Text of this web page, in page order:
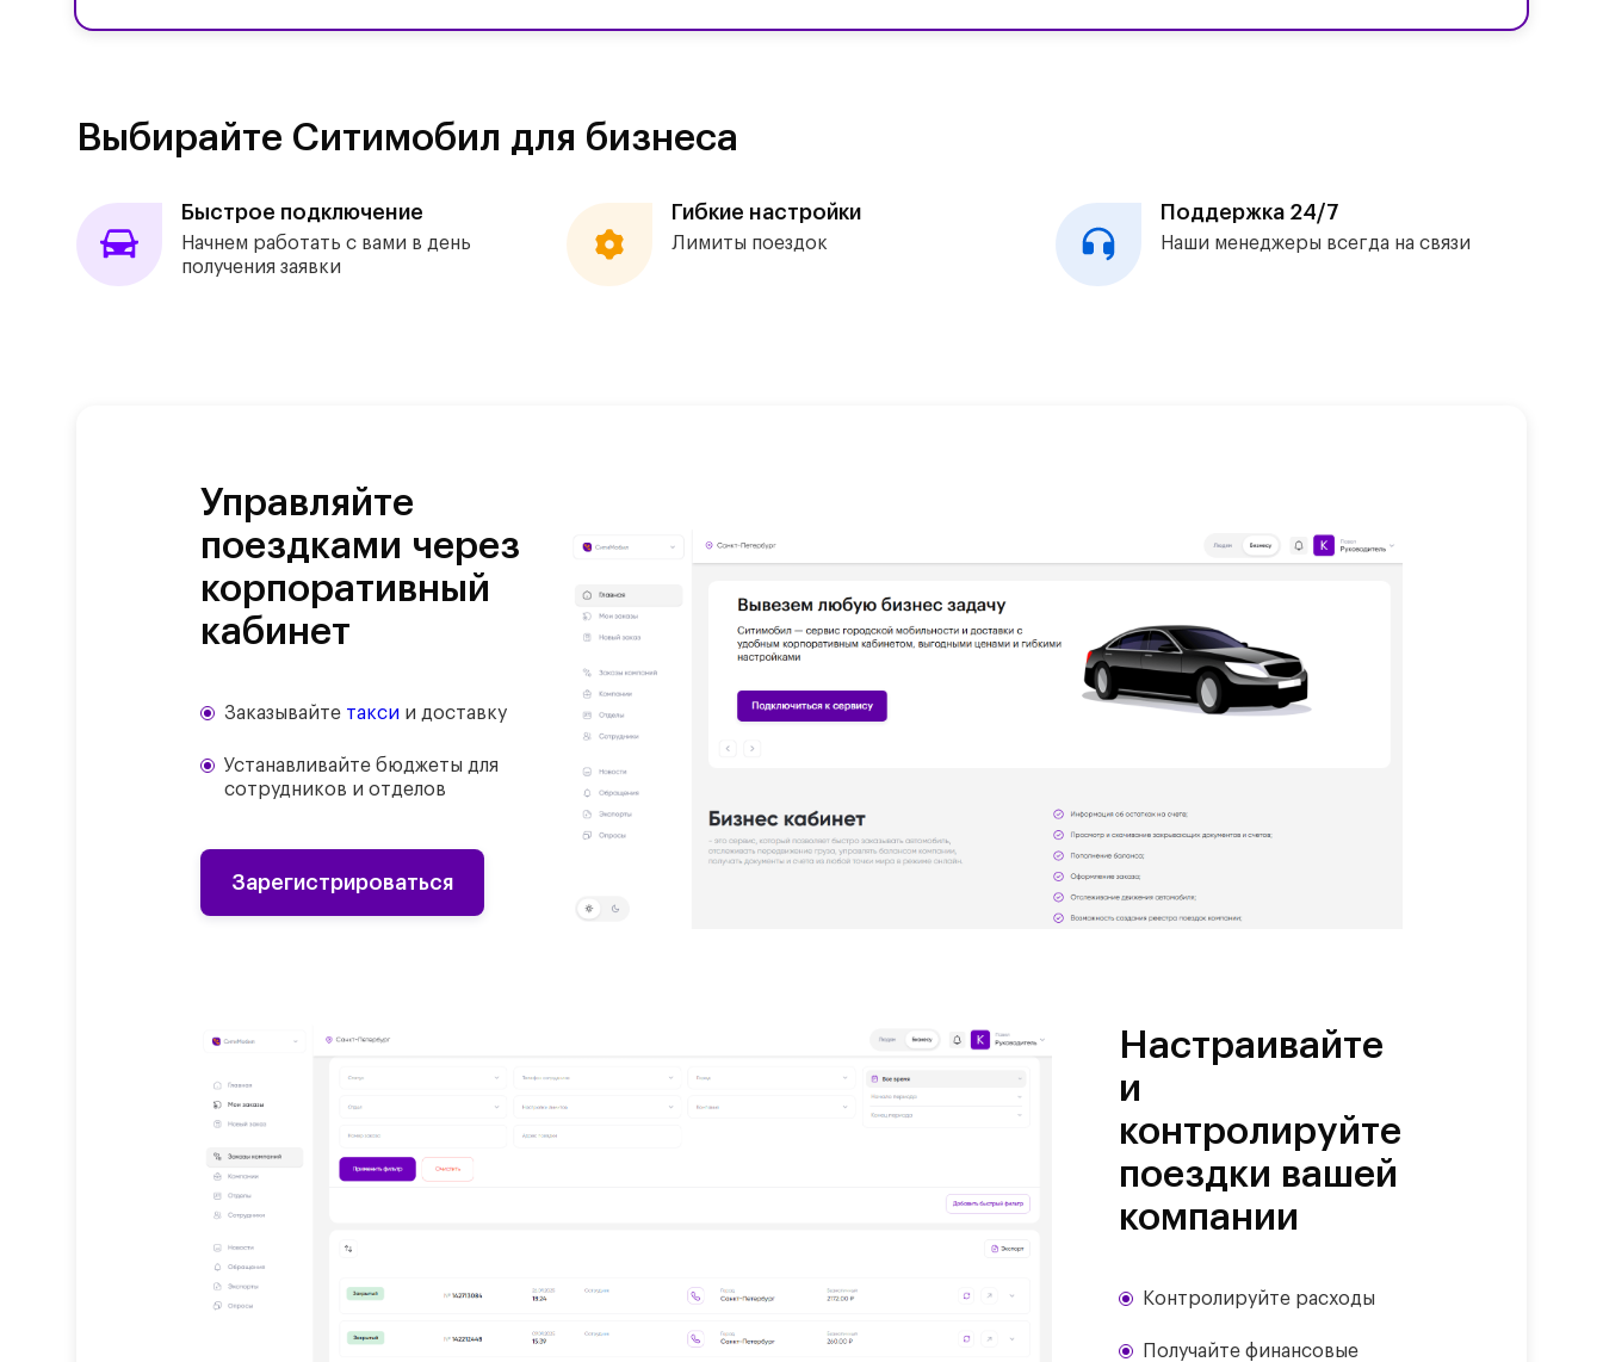
Выбирайте Ситимобил для бизнеса
Быстрое подключение
Начнем работать с вами в день
получения заявки
Гибкие настройки
Лимиты поездок
Поддержка 24/7
Наши менеджеры всегда на связи
Управляйте
поездками через
корпоративный
кабинет
Заказывайте такси и доставку
Устанавливайте бюджеты для
сотрудников и отделов
Зарегистрироваться
Настраивайте
и
контролируйте
поездки вашей
компании
Контролируйте расходы
Получайте финансовые